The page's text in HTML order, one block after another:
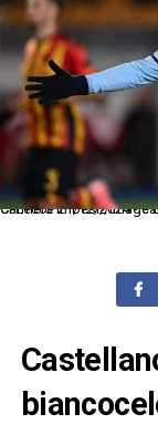
Ci Lecce 21/12/2024 - campionato di calcio